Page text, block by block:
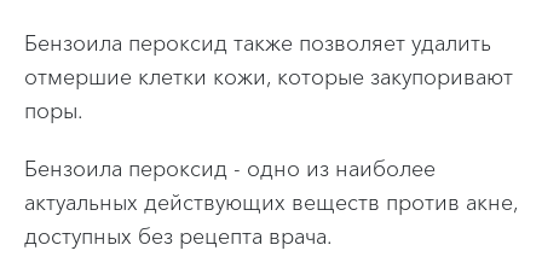
Бензоила пероксид также позволяет удалить
отмершие клетки кожи, которые закупоривают
поры.
Бензоила пероксид - одно из наиболее
актуальных действующих веществ против акне,
доступных без рецепта врача.